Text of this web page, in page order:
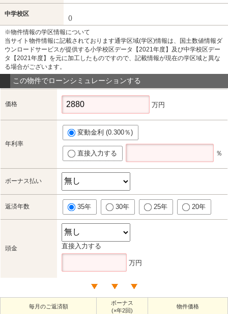
中学校区
()
※物件情報の学区情報について
当サイト物件情報に記載されております通学区域(学区)情報は、国土数値情報ダ
ウンロードサービスが提供する小学校区データ【2021年度】及び中学校区デー
タ【2021年度】を元に加工したものですので、記載情報が現在の学区域と異な
る場合がございます。
この物件でローンシミュレーションする
価格 万円
年利率
変動金利 (0.300％)
直接入力する ％
ボーナス払い
返済年数 35年 30年 25年 20年
頭金 直接入力する
万円
毎月のご返済額
ボーナス
(×年2回)
物件価格